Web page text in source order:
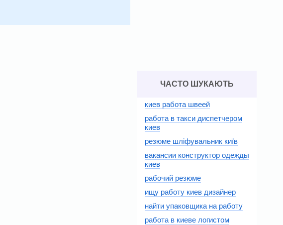
ЧАСТО ШУКАЮТЬ
киев работа швеей
работа в такси диспетчером
киев
резюме шліфувальник київ
вакансии конструктор одежды
киев
рабочий резюме
ищу работу киев дизайнер
найти упаковщика на работу
работа в киеве логистом